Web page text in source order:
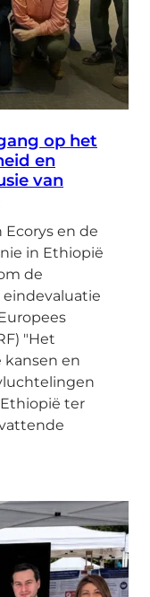
op het
en
van
Ecorys en de
in Ethiopië
de
"Het
en
ter